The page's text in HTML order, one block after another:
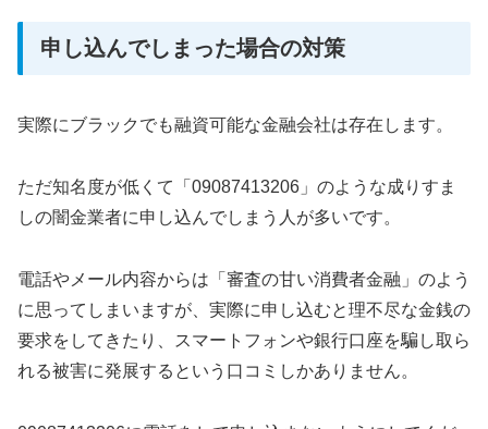
申し込んでしまった場合の対策
実際にブラックでも融資可能な金融会社は存在します。
ただ知名度が低くて「09087413206」のような成りすま
しの闇金業者に申し込んでしまう人が多いです。
電話やメール内容からは「審査の甘い消費者金融」のよう
に思ってしまいますが、実際に申し込むと理不尽な金銭の
要求をしてきたり、スマートフォンや銀行口座を騙し取ら
れる被害に発展するという口コミしかありません。